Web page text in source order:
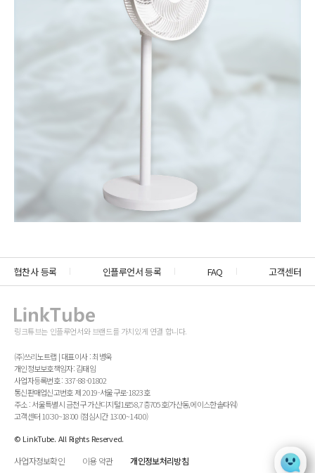
협찬사 등록 인플루언서 등록 FAQ 고객센터
링크튜브는 인플루언서와 브랜드를 가치있게 연결 합니다.
(주)쓰리노트랩 | 대표이사 : 최병욱
개인정보보호책임자: 김태임
사업자등록번호 : 337-88-01802
통신판매업신고번호 제 2019-서울구로-1823호
주소 : 서울특별시 금천구 가산디지털1로58,7층705호(가산동,에이스한솔타워)
고객센터 10:30~18:00 (점심시간 13:00~14:00)
© LinkTube. All Rights Reserved.
사업자정보확인 이용 약관 개인정보처리방침